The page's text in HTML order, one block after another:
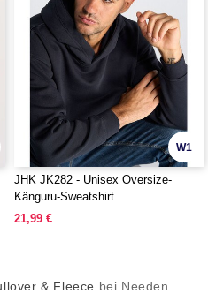
W1
JHK JK282 - Unisex Oversize-
Känguru-Sweatshirt
21,99 €
& Fleece bei Needen